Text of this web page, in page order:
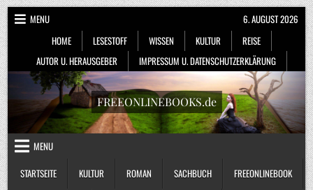
Skip
to
content
MENU
HOME
LESESTOFF WISSEN KULTUR
REISE
AUTOR U. HERAUSGEBER
IMPRESSUM U. DATENSCHUTZERKLÄRUNG
6. AUGUST 2026
FREEONLINEBOOKS.de
MENU
STARTSEITE
KULTUR ROMAN SACHBUCH FREEONLINEBOOK